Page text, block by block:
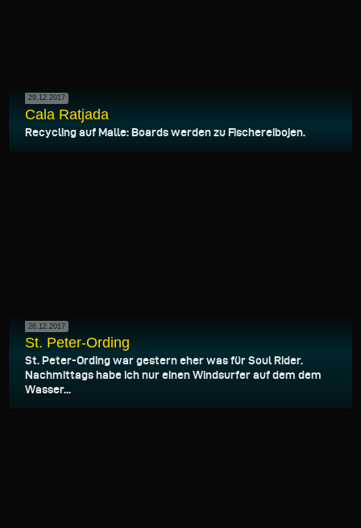
29.12.2017
Cala Ratjada
Recycling auf Malle: Boards werden zu Fischereibojen.
26.12.2017
St. Peter-Ording
St. Peter-Ording war gestern eher was für Soul Rider.
Nachmittags habe ich nur einen Windsurfer auf dem dem
Wasser...